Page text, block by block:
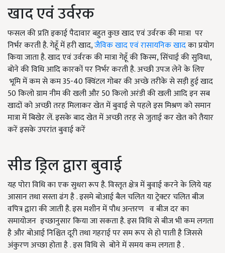
खाद एवं उर्वरक
फसल की प्रति इकाई पैदावार बहुत कुछ खाद एवं उर्वरक की मात्रा पर
निर्भर करती है. गेहूँ में हरी खाद,जैविक खाद एवं रासायनिक खादका प्रयोग
किया जाता है. खाद एवं उर्वरक की मात्रा गेहूँ की किस्म, सिंचाई की सुविधा,
बोने की विधि आदि कारकों पर निर्भर करती है. अच्छी उपज लेने के लिए
भूमि में कम से कम 35-40 क्विंटल गोबर की अच्छे तरीके से सड़ी हुई खाद
50 किलो ग्राम नीम की खली और 50 किलो अरंडी की खली आदि इन सब
खादों को अच्छी तरह मिलाकर खेत में बुवाई से पहले इस मिश्रण को समान
मात्रा में बिखेर लें. इसके बाद खेत में अच्छी तरह से जुताई कर खेत को तैयार
करें इसके उपरांत बुवाई करें
सीड ड्रिल द्वारा बुवाई
यह पोरा विधि का एक सुधरा रूप है. विस्तृत क्षेत्र में बुवाई करने के लिये यह
आसान तथा सस्ता ढंग है . इसमे बोआई बैल चलित या ट्रेक्टर चलित बीज
वपित्र द्वारा की जाती है. इस मशीन में पौध अन्तरण व बीज दर का
समायोजन इच्छानुसार किया जा सकता है. इस विधि से बीज भी कम लगता
है और बोआई निश्चित दूरी तथा गहराई पर सम रूप से हो पाती है जिससे
अंकुरण अच्छा होता है . इस विधि से बोने में समय कम लगता है .